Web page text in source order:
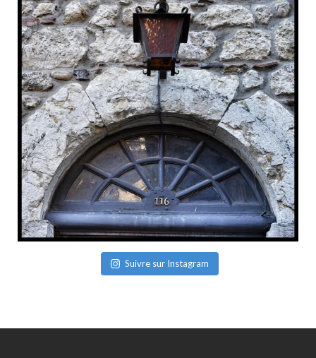
Suivre sur Instagram